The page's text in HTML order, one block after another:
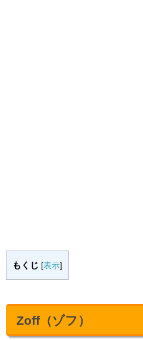
もくじ [表示]
Zoff（ゾフ）